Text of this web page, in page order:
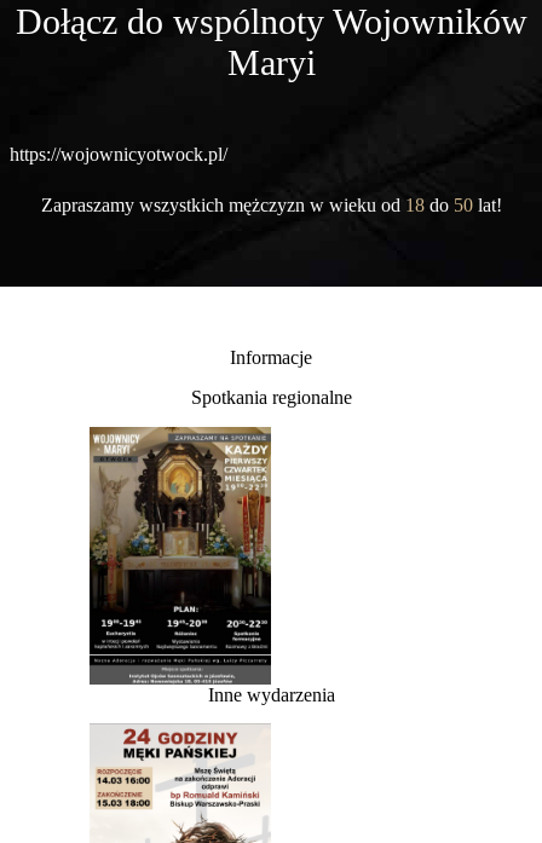
Dołącz do wspólnoty Wojowników
Maryi
https://wojownicyotwock.pl/
Zapraszamy wszystkich mężczyzn w wieku od 18 do50 lat!
Informacje
Spotkania regionalne
Inne wydarzenia